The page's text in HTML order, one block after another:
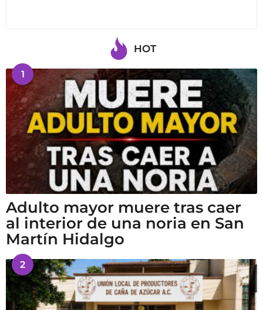
HOT
1
Adulto mayor muere tras caer
al interior de una noria en San
Martín Hidalgo
2